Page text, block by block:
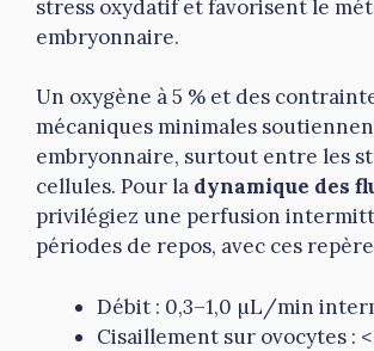
stress oxydatif et favorisent le
embryonnaire.
Un oxygène à 5 % et des
mécaniques minimales
embryonnaire, surtout entre les
cellules. Pour la dynamique des
privilégiez une perfusion
périodes de repos, avec ces
Débit : 0,3–1,0 µL/min
Cisaillement sur ovocytes :